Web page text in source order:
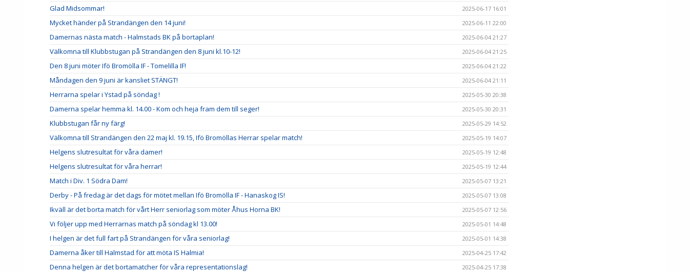
Glad Midsommar! 2025-06-17 16:01
Mycket händer på Strandängen den 14 juni! 2025-06-11 22:00
Damernas nästa match - Halmstads BK på bortaplan! 2025-06-04 21:27
Välkomna till Klubbstugan på Strandängen den 8 juni kl.10-12! 2025-06-04 21:25
Den 8 juni möter Ifö Bromölla IF - Tomelilla IF! 2025-06-04 21:22
Måndagen den 9 juni är kansliet STÄNGT! 2025-06-04 21:11
Herrarna spelar i Ystad på söndag ! 2025-05-30 20:38
Damerna spelar hemma kl. 14.00 - Kom och heja fram dem till seger! 2025-05-30 20:31
Klubbstugan får ny färg! 2025-05-29 14:52
Välkomna till Strandängen den 22 maj kl. 19.15, Ifö Bromöllas Herrar spelar match! 2025-05-19 14:07
Helgens slutresultat för våra damer! 2025-05-19 12:48
Helgens slutresultat för våra herrar! 2025-05-19 12:44
Match i Div. 1 Södra Dam! 2025-05-07 13:21
Derby - På fredag är det dags för mötet mellan Ifö Bromölla IF - Hanaskog IS! 2025-05-07 13:08
Ikväll är det borta match för vårt Herr seniorlag som möter Åhus Horna BK! 2025-05-07 12:56
Vi följer upp med Herrarnas match på söndag kl 13.00! 2025-05-01 14:48
I helgen är det full fart på Strandängen för våra seniorlag! 2025-05-01 14:38
Damerna åker till Halmstad för att möta IS Halmia! 2025-04-25 17:42
Denna helgen är det bortamatcher för våra representationslag! 2025-04-25 17:38